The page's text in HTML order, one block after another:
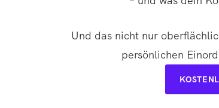
Und das nicht nur
persönlichen